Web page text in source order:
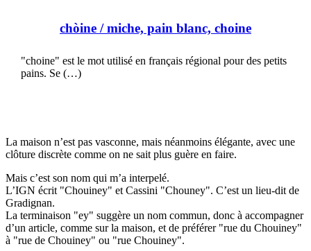
chòine / miche, pain blanc, choine
"choine" est le mot utilisé en français régional pour des petits
pains. Se (…)
La maison n’est pas vasconne, mais néanmoins élégante, avec une
clôture discrète comme on ne sait plus guère en faire.
Mais c’est son nom qui m’a interpelé.
L’IGN écrit "Chouiney" et Cassini "Chouney". C’est un lieu-dit de
Gradignan.
La terminaison "ey" suggère un nom commun, donc à accompagner
d’un article, comme sur la maison, et de préférer "rue du Chouiney"
à "rue de Chouiney" ou "rue Chouiney".